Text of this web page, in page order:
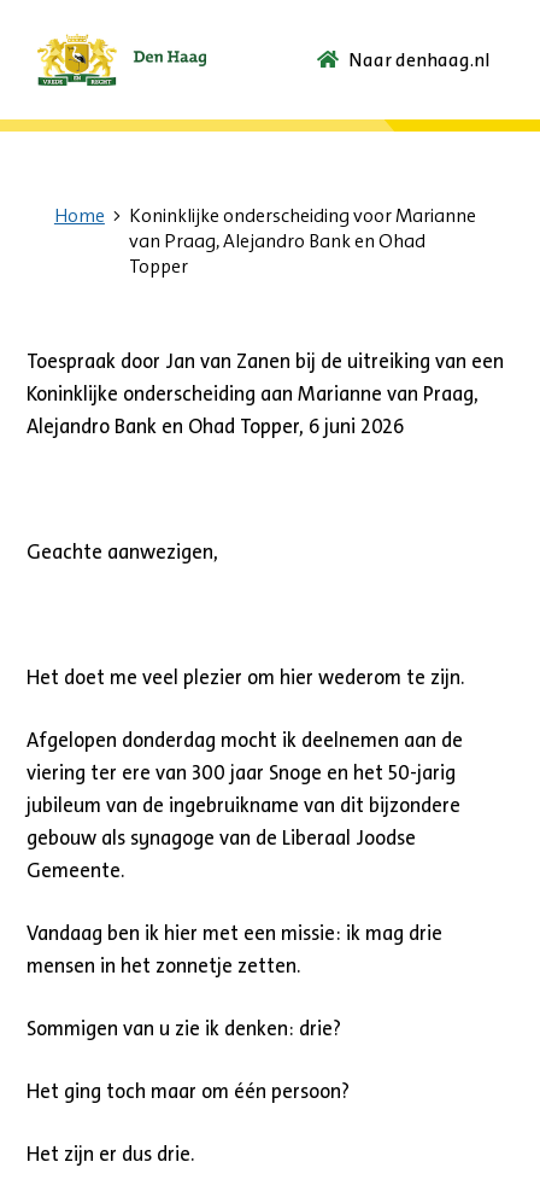
Ga
de
Naar denhaag.nl
Home
Koninklijke onderscheiding voor Marianne
van Praag, Alejandro Bank en Ohad
Topper
Toespraak door Jan van Zanen bij de uitreiking van een
Koninklijke onderscheiding aan Marianne van Praag,
Alejandro Bank en Ohad Topper, 6 juni 2026
Geachte aanwezigen,
Het doet me veel plezier om hier wederom te zijn.
Afgelopen donderdag mocht ik deelnemen aan de
viering ter ere van 300 jaar Snoge en het 50-jarig
jubileum van de ingebruikname van dit bijzondere
gebouw als synagoge van de Liberaal Joodse
Gemeente.
Vandaag ben ik hier met een missie: ik mag drie
mensen in het zonnetje zetten.
Sommigen van u zie ik denken: drie?
Het ging toch maar om één persoon?
Het zijn er dus drie.